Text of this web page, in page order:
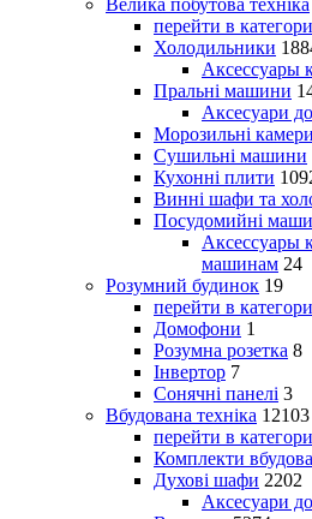
Велика побутова техніка
перейти в
Холодильники
Аксессуары
Пральні машини
Аксесуари
Морозильні
Сушильні машини
Кухонні плити
Винні шафи та
Посудомийні
Аксессуары
машинам 24
Розумний будинок 19
перейти в
Домофони 1
Розумна розетка 8
Інвертор 7
Сонячні панелі 3
Вбудована техніка 12103
перейти в
Комплекти
Духові шафи 2202
Аксесуари